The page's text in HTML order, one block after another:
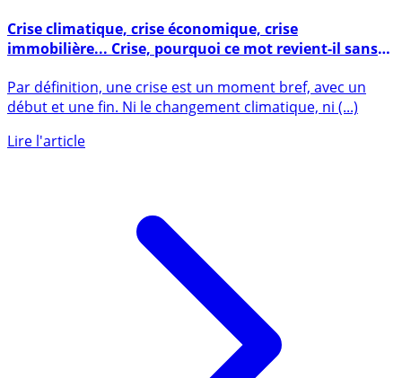
3 mars 2025
immobilière... Crise, pourquoi ce mot revient-il sans
cesse, le plus souvent, à tort ?
début et une fin. Ni le changement climatique, ni (...)